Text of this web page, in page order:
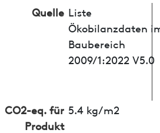
Quelle Liste
Ökobilanzdaten
Baubereich
2009/1:2022 V5.0
CO2-eq. für
Produkt
5.4 kg/m2